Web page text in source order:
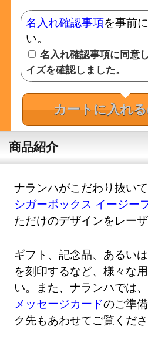
名入れ確認事項を事前
い。
名入れ確認事項に同意
イズを確認しました。
カートに入れる
商品紹介
ナランハがこだわり抜い
シガーボックス イージー
ただけのデザインをレー
ギフト、記念品、あるい
を刻印するなど、様々な
い。また、ナランハでは、
メッセージカードのご準
ク先もあわせてご覧くださ